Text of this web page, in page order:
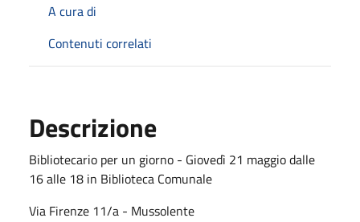
A cura di
Contenuti correlati
Descrizione
Bibliotecario per un giorno - Giovedì 21 maggio dalle
16 alle 18 in Biblioteca Comunale
Via Firenze 11/a - Mussolente